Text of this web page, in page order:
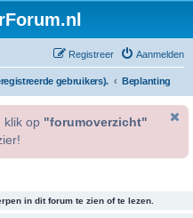
Aanmelden
Registreer
gebruikers). Beplanting
klik op "forumoverzicht"
in dit forum te zien of te lezen.